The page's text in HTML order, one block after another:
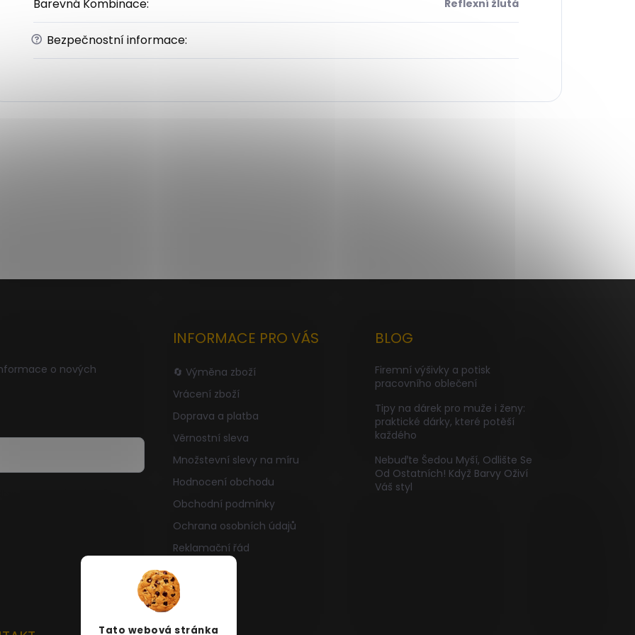
Tato webová stránka
Barevná Kombinace: Reflexní žlutá
? Bezpečnostní informace:
o nových
INFORMACE PRO VÁS
🔄 Výměna zboží
Vrácení zboží
Doprava a platba
Věrnostní sleva
Množstevní slevy na míru
Hodnocení obchodu
Obchodní podmínky
Ochrana osobních údajů
Reklamační řád
Kontakt
BLOG
Firemní výšivky a potisk
pracovního oblečení
Tipy na dárek pro muže i ženy:
praktické dárky, které potěší
každého
Nebuďte Šedou Myší, Odlište Se
Od Ostatních! Když Barvy Oživí
Váš styl